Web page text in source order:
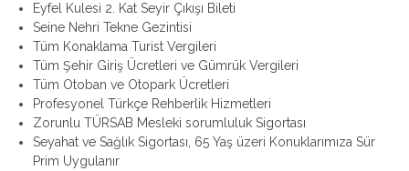
Eyfel Kulesi 2. Kat Seyir Çıkışı Bileti
Seine Nehri Tekne Gezintisi
Tüm Konaklama Turist Vergileri
Tüm Şehir Giriş Ücretleri ve Gümrük Vergileri
Tüm Otoban ve Otopark Ücretleri
Profesyonel Türkçe Rehberlik Hizmetleri
Zorunlu TÜRSAB Mesleki sorumluluk Sigortası
Seyahat ve Sağlık Sigortası, 65 Yaş üzeri Konuklarımıza Sür
Prim Uygulanır